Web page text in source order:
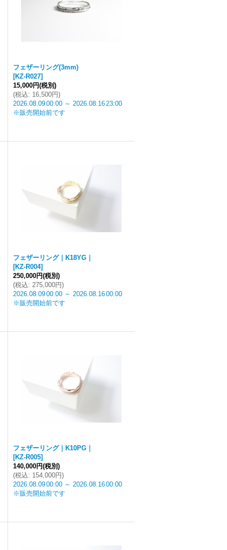
フェザーリング(3mm)
[KZ-R027]
15,000円(税別)
(税込: 16,500円)
2026.08.0900:00 ～ 2026.08.1623:00
※販売開始前です
フェザーリング｜K18YG｜
[KZ-R004]
250,000円(税別)
(税込: 275,000円)
2026.08.0900:00 ～ 2026.08.1600:00
※販売開始前です
フェザーリング｜K10PG｜
[KZ-R005]
140,000円(税別)
(税込: 154,000円)
2026.08.0900:00 ～ 2026.08.1600:00
※販売開始前です